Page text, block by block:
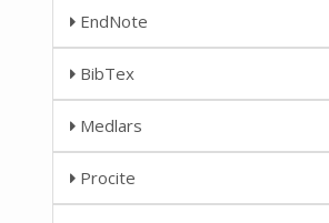
EndNote
BibTex
Medlars
Procite